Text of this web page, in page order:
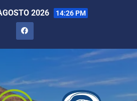
2026 14:26 PM